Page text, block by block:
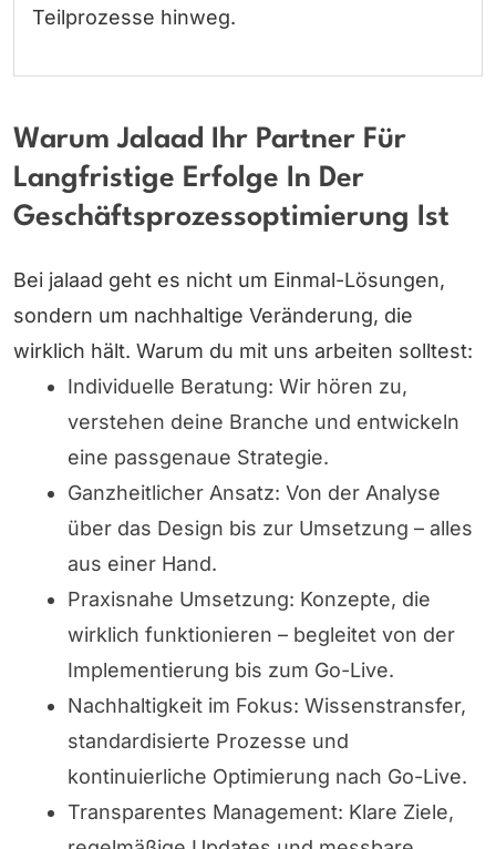
Teilprozesse hinweg.
Warum Jalaad Ihr Partner Für
Langfristige Erfolge In Der
Geschäftsprozessoptimierung Ist
Bei jalaad geht es nicht um Einmal-Lösungen,
sondern um nachhaltige Veränderung, die
wirklich hält. Warum du mit uns arbeiten solltest:
Individuelle Beratung: Wir hören zu,
verstehen deine Branche und entwickeln
eine passgenaue Strategie.
Ganzheitlicher Ansatz: Von der Analyse
über das Design bis zur Umsetzung – alles
aus einer Hand.
Praxisnahe Umsetzung: Konzepte, die
wirklich funktionieren – begleitet von der
Implementierung bis zum Go-Live.
Nachhaltigkeit im Fokus: Wissenstransfer,
standardisierte Prozesse und
kontinuierliche Optimierung nach Go-Live.
Transparentes Management: Klare Ziele,